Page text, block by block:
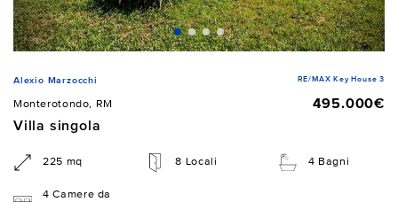
Alexio Marzocchi RE/MAX Key House 3
Monterotondo, RM
495.000€
Villa singola
225 mq 8 Locali 4 Bagni
4 Camere da